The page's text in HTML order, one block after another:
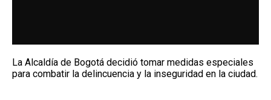
La Alcaldía de Bogotá decidió tomar medidas especiales
para combatir la delincuencia y la inseguridad en la ciudad.